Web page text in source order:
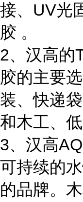
接、UV光
胶 。
2、汉高的
胶的主要
装、快递
和木工、
3、汉高
可持续的
的品牌。